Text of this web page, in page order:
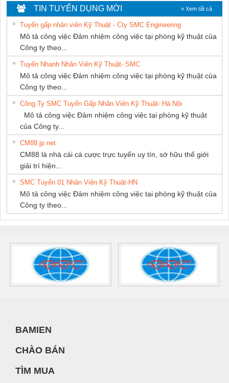
Nam Quốc Thịnh
DỊCH VỤ KỸ
THUẬT ĐIỆN CƠ
GIA HƯNG
PHÁT
THIÊN ÂN VIỆT
NAM
TIN TUYỂN DỤNG MỚI » Xem tất cả
Tuyển gấp nhân viên Kỹ Thuật - Cty SMC Engineering
Mô tả công việc Đảm nhiệm công việc tại phòng kỹ thuật của
Công ty theo...
Tuyển Nhanh Nhân Viên Kỹ Thuật- SMC
Mô tả công việc Đảm nhiệm công việc tại phòng kỹ thuật của
Công ty theo...
Công Ty SMC Tuyển Gấp Nhân Viên Kỹ Thuật- Hà Nội
Mô tả công việc Đảm nhiệm công việc tại phòng kỹ thuật
của Công ty...
CM88 jp net
CM88 là nhà cái cá cược trực tuyến uy tín, sở hữu thế giới
giải trí hiện...
SMC Tuyển 01 Nhân Viên Kỹ Thuật-HN
Mô tả công việc Đảm nhiệm công việc tại phòng kỹ thuật của
Công ty theo...
BAMIEN
CHÀO BÁN
TÌM MUA